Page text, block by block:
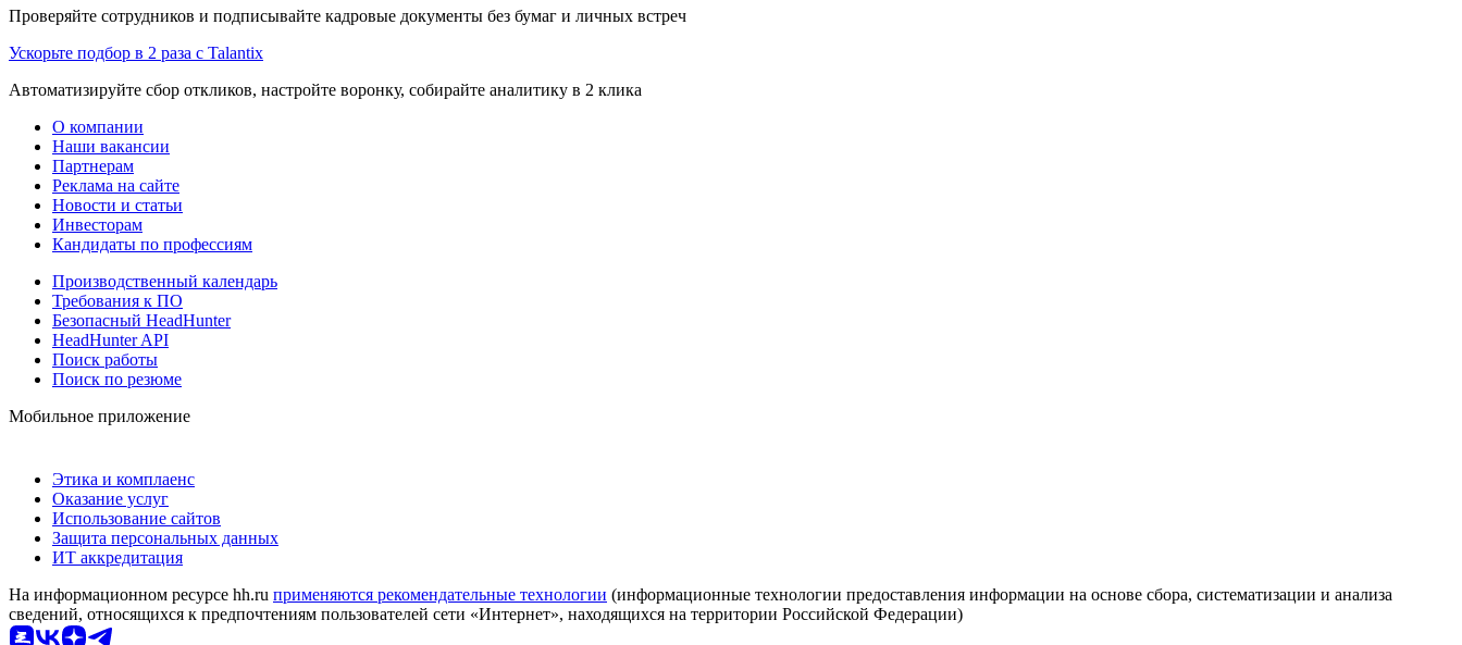
Проверяйте сотрудников и подписывайте кадровые документы без бумаг и личных встреч
Ускорьте подбор в 2 раза с Talantix
Автоматизируйте сбор откликов, настройте воронку, собирайте аналитику в 2 клика
О компании
Наши вакансии
Партнерам
Реклама на сайте
Новости и статьи
Инвесторам
Кандидаты по профессиям
Производственный календарь
Требования к ПО
Безопасный HeadHunter
HeadHunter API
Поиск работы
Поиск по резюме
Мобильное приложение
Этика и комплаенс
Оказание услуг
Использование сайтов
Защита персональных данных
ИТ аккредитация
На информационном ресурсе hh.ru применяются рекомендательные технологии (информационные технологии предоставления информации на основе сбора, систематизации и анализа
сведений, относящихся к предпочтениям пользователей сети «Интернет», находящихся на территории Российской Федерации)